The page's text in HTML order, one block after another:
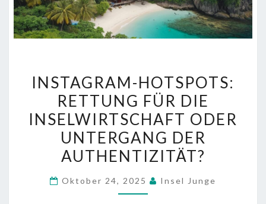
HOTSPOTS:
RETTUNG
FÜR
DIE
INSELWIRTSCHAFT
ODER
UNTERGANG
DER
INSTAGRAM-HOTSPOTS:
RETTUNG FÜR DIE
INSELWIRTSCHAFT ODER
UNTERGANG DER
AUTHENTIZITÄT?
Oktober 24, 2025 Insel Junge